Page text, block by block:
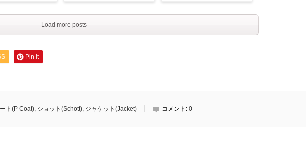
Load more posts
Pin it
ト(P Coat), ショット(Schott), ジャケット(Jacket) コメント: 0